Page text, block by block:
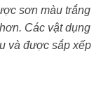
sơn màu trắng
Các vật dụng
và được sắp xếp